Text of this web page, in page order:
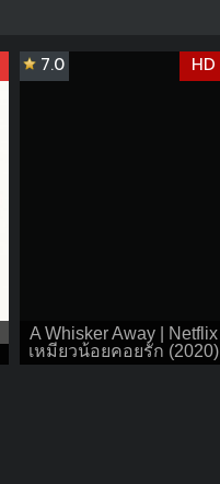
A Whisker Away | Netflix
เหมียวน้อยคอยรัก (2020)
7.0 HD